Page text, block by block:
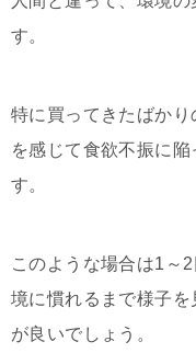
す。
特に買ってきたばか
を感じて食欲不振に
す。
このような場合は1～
境に慣れるまで様子
が良いでしょう。